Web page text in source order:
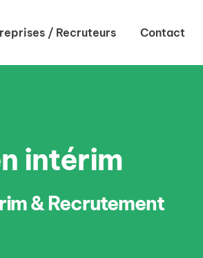
/ Recruteurs Contact
intérim
& Recrutement